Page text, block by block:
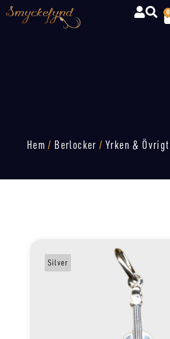
0
Hem / Berlocker /Yrken & Övrigt
Silver